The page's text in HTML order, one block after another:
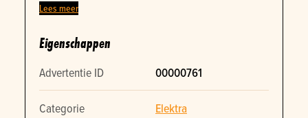
uitschakelen van elektrische apparaten.
voor binnengebruik.
Lees meer
Eigenschappen
Advertentie ID 00000761
Categorie Elektra